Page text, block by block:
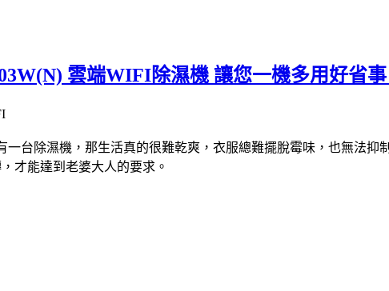
雲端WIFI除濕機 讓您一機多用好省
台除濕機，那生活真的很難乾爽，衣服總難擺脫霉味，也無法
才能達到老婆大人的要求。